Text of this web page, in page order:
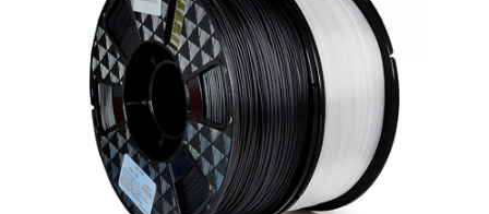
首頁